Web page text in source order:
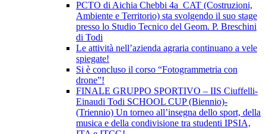
PCTO di Aichia Chebbi 4a_CAT (Costruzioni,
Ambiente e Territorio) sta svolgendo il suo stage
presso lo Studio Tecnico del Geom. P. Breschini
di Todi
Le attività nell’azienda agraria continuano a vele
spiegate!
Si è concluso il corso “Fotogrammetria con
drone”!
FINALE GRUPPO SPORTIVO – IIS Ciuffelli-
Einaudi Todi SCHOOL CUP (Biennio)-
(Triennio) Un torneo all’insegna dello sport, della
musica e della condivisione tra studenti IPSIA,